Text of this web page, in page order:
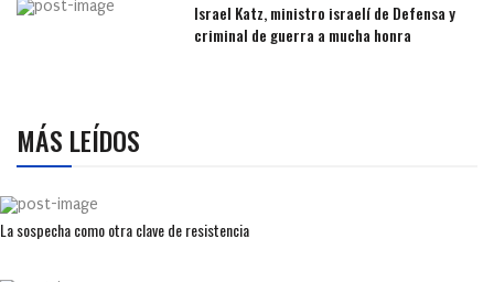
Israel Katz, ministro israelí de Defensa y
criminal de guerra a mucha honra
MÁS LEÍDOS
La sospecha como otra clave de resistencia